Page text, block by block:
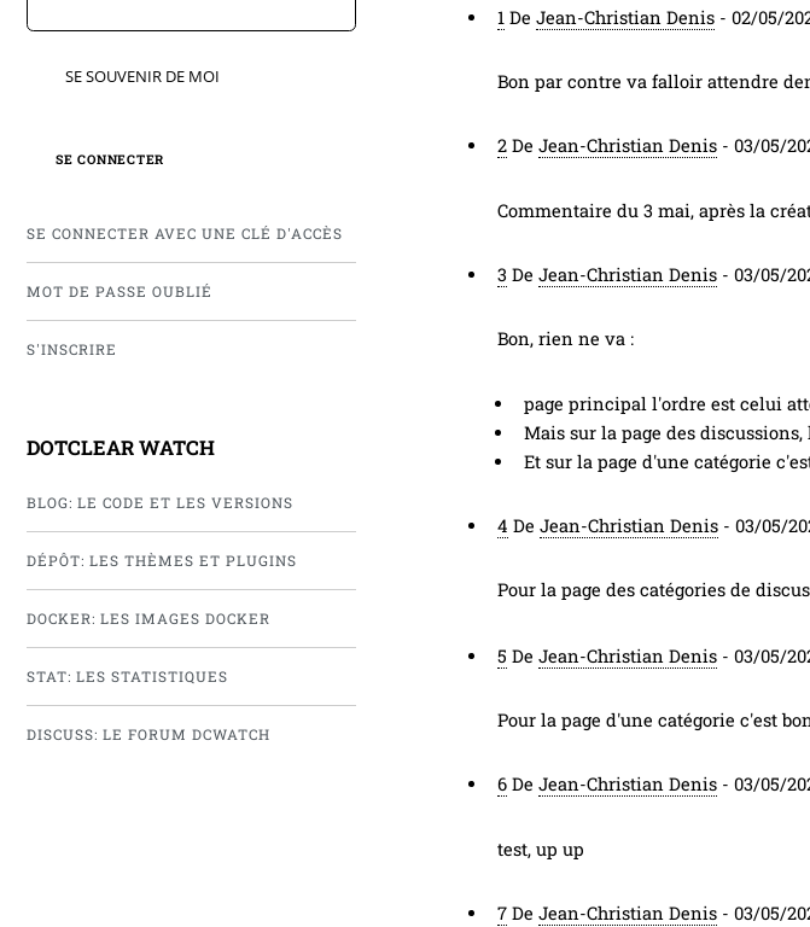
SE SOUVENIR DE MOI
SE CONNECTER AVEC UNE CLÉ D'ACCÈS
MOT DE PASSE OUBLIÉ
S'INSCRIRE
DOTCLEAR WATCH
BLOG: LE CODE ET LES VERSIONS
DÉPÔT: LES THÈMES ET PLUGINS
DOCKER: LES IMAGES DOCKER
STAT: LES STATISTIQUES
DISCUSS: LE FORUM DCWATCH
1 DeJean-Christian Denis -02/05/
Bon par contre va falloir attendre
2 DeJean-Christian Denis -03/05/
Commentaire du 3 mai, après la
3 DeJean-Christian Denis -03/05/
Bon, rien ne va :
page principal l'ordre est celui
Mais sur la page des
Et sur la page d'une catégorie
4 DeJean-Christian Denis -03/05/
Pour la page des catégories de
5 DeJean-Christian Denis -03/05/
Pour la page d'une catégorie c'est
6 DeJean-Christian Denis -03/05/
test, up up
7 DeJean-Christian Denis -03/05/